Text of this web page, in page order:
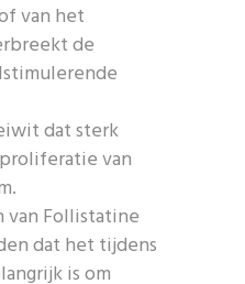
van het
de
dat sterk
van
Follistatine
dat het tijdens
is om